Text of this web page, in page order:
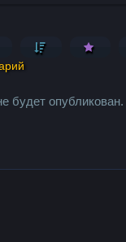
будет опубликован.